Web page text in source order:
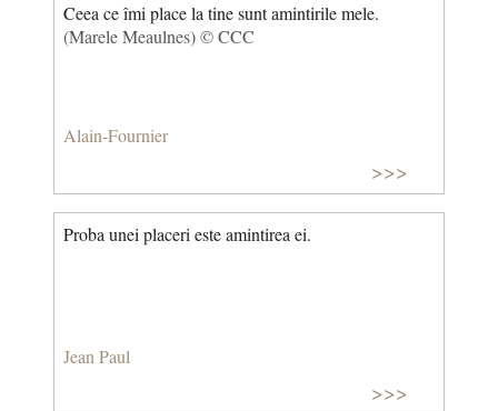
Ceea ce îmi place la tine sunt amintirile mele.
(Marele Meaulnes) © CCC
Alain-Fournier
>>>
Proba unei placeri este amintirea ei.
Jean Paul
>>>